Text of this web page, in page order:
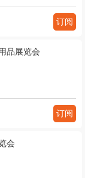
订阅
品展览会
订阅
会